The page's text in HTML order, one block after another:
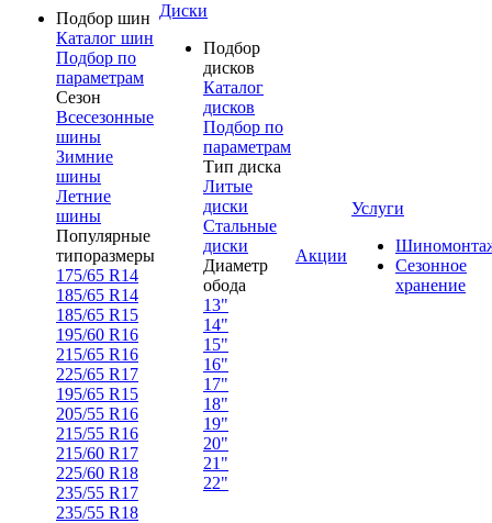
Подбор шин
Каталог шин
Подбор по
параметрам
Сезон
Всесезонные
шины
Зимние
шины
Летние
шины
Популярные
типоразмеры
175/65 R14
185/65 R14
185/65 R15
195/60 R16
215/65 R16
225/65 R17
195/65 R15
205/55 R16
215/55 R16
215/60 R17
225/60 R18
235/55 R17
235/55 R18
Диски
Подбор
дисков
Каталог
дисков
Подбор по
параметрам
Тип диска
Литые
диски
Стальные
диски
Диаметр
обода
13"
14"
15"
16"
17"
18"
19"
20"
21"
22"
Акции
Услуги
Сезонное
хранение